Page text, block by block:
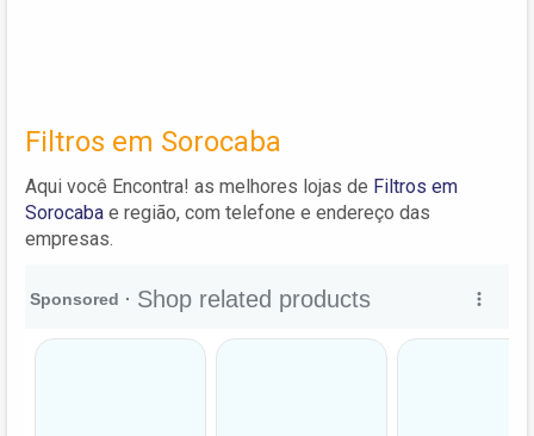
Filtros em Sorocaba
Aqui você Encontra! as melhores lojas de Filtros em
Sorocaba e região, com telefone e endereço das
empresas.